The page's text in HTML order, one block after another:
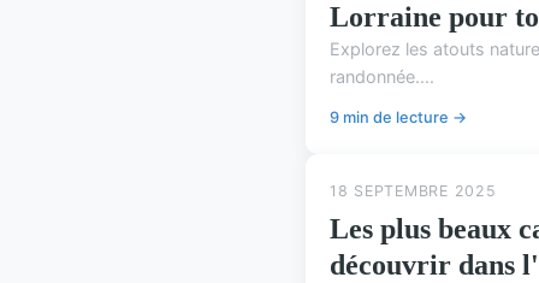
Lorraine pour
Explorez les atouts
randonnée....
9 min de lecture →
18 SEPTEMBRE 2025
Les plus beaux
découvrir dans